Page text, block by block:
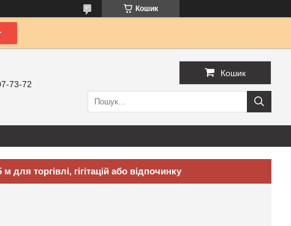
Кошик
73-72
Кошик
для торгівлі, гігітацій або відпочинку